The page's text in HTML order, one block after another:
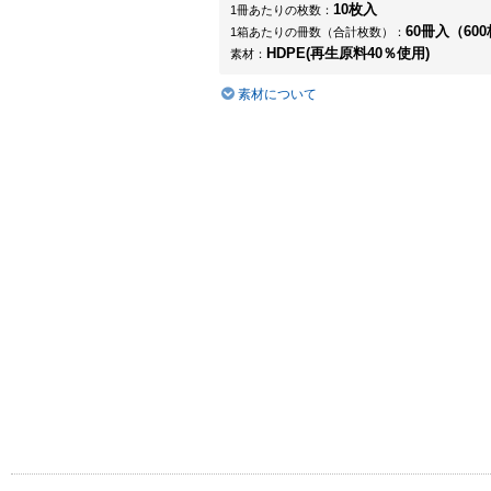
1冊あたりの枚数： 10枚入
1箱あたりの冊数（合計枚数）： 60冊入（600
素材： HDPE(再生原料40％使用)
素材について